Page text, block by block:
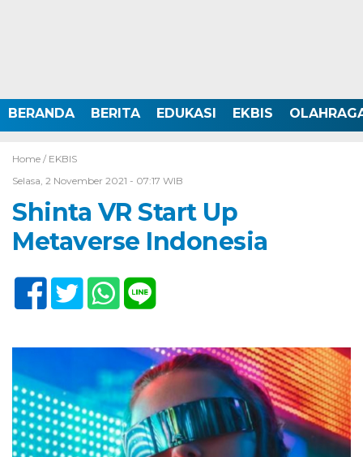
BERANDA BERITA EDUKASI EKBIS
Home / EKBIS
Selasa, 2 November 2021 - 07:17 WIB
Shinta VR Start Up
Metaverse Indonesia